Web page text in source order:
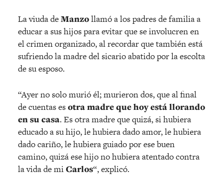
La viuda deManzollamó a los padres de familia a
educar a sus hijos para evitar que se involucren en
el crimen organizado, al recordar que también está
sufriendo la madre del sicario abatido por la escolta
de su esposo.
“Ayer no solo murió él; murieron dos, que al final
de cuentas esotra madre que hoy está llorando
en su casa. Es otra madre que quizá, si hubiera
educado a su hijo, le hubiera dado amor, le hubiera
dado cariño, le hubiera guiado por ese buen
camino, quizá ese hijo no hubiera atentado contra
la vida de miCarlos“, explicó.